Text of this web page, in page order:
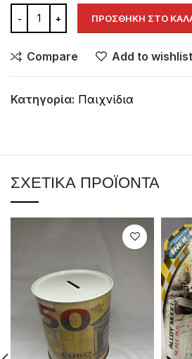
ΠΡΟΣΘΉΚΗ ΣΤΟ
Compare Add to wishlist
Κατηγορία: Παιχνίδια
ΣΧΕΤΙΚΆ ΠΡΟΪΌΝΤΑ